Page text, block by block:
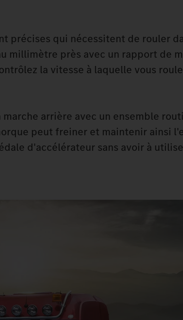
précises qui nécessitent de rouler
millimètre près avec un rapport de
la vitesse à laquelle vous
arrière avec un ensemble
peut freiner et maintenir ainsi
d'accélérateur sans avoir à